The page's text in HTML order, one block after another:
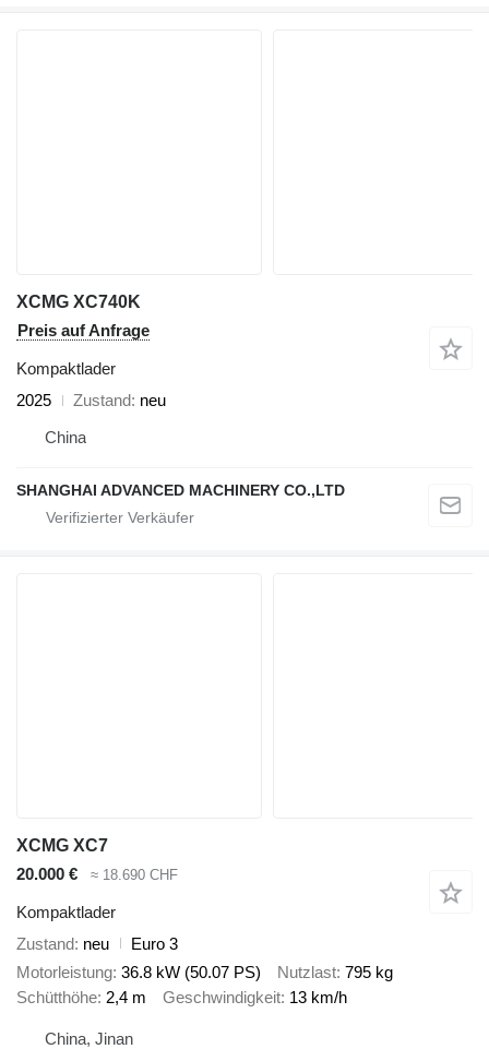
XCMG XC740K
Preis auf Anfrage
Kompaktlader
2025
Zustand neu
China
SHANGHAI ADVANCED MACHINERY CO.,LTD
XCMG XC7
20.000 €
≈ 18.690 CHF
Kompaktlader
Zustand neu
Euro 3
Motorleistung 36.8 kW (50.07 PS) Nutzlast 795 kg
Schütthöhe 2,4 m Geschwindigkeit 13 km/h
China, Jinan